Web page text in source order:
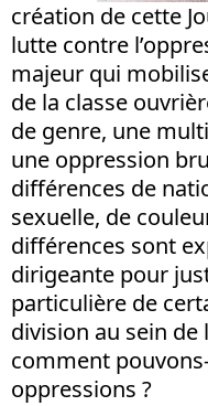
création de cette
lutte contre
majeur qui
de la classe
de genre, une
une oppression
différences de
sexuelle, de
différences sont
dirigeante pour
particulière de
division au sein de
comment
oppressions ?